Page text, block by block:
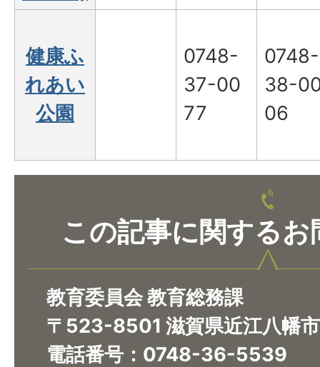
健康ふ
れあい
公園
0748-
37-00
77
0748-
38-
06
この記事に関するお
教育委員会 教育総務課
〒523-8501 滋賀県近江八幡
電話番号：0748-36-5539